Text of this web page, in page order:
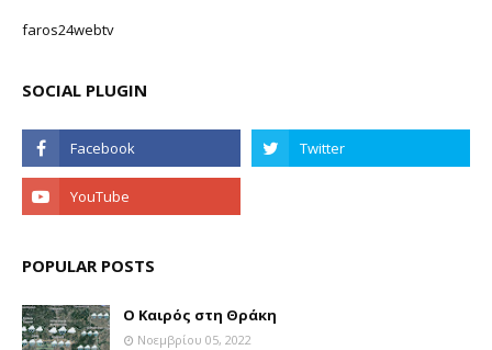
faros24webtv
SOCIAL PLUGIN
POPULAR POSTS
Ο Καιρός στη Θράκη
Νοεμβρίου 05, 2022